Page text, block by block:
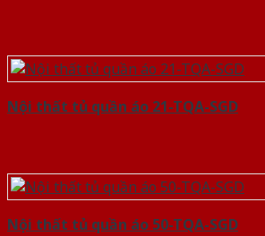
Nội thất tủ quần áo 21-TQA-SGD
Nội thất tủ quần áo 50-TQA-SGD